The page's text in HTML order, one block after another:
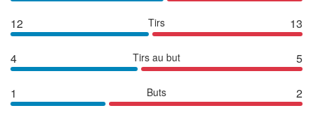
12 Tirs 13
4 Tirs au but 5
1 Buts 2